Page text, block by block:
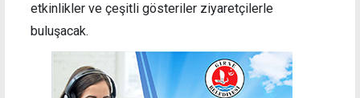
etkinlikler ve çeşitli gösteriler ziyaretçilerle
buluşacak.